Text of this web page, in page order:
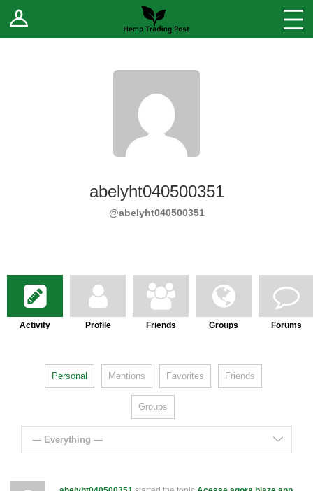
Log In Stores
Sell Your Products ↓
abelyht040500351
@abelyht040500351
Activity Profile Friends Groups Forums
Personal Mentions Favorites Friends
Groups
— Everything —